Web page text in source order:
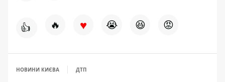
👍 🔥 ♥ 😭 😆 😡
НОВИНИ КИЄВА ДТП